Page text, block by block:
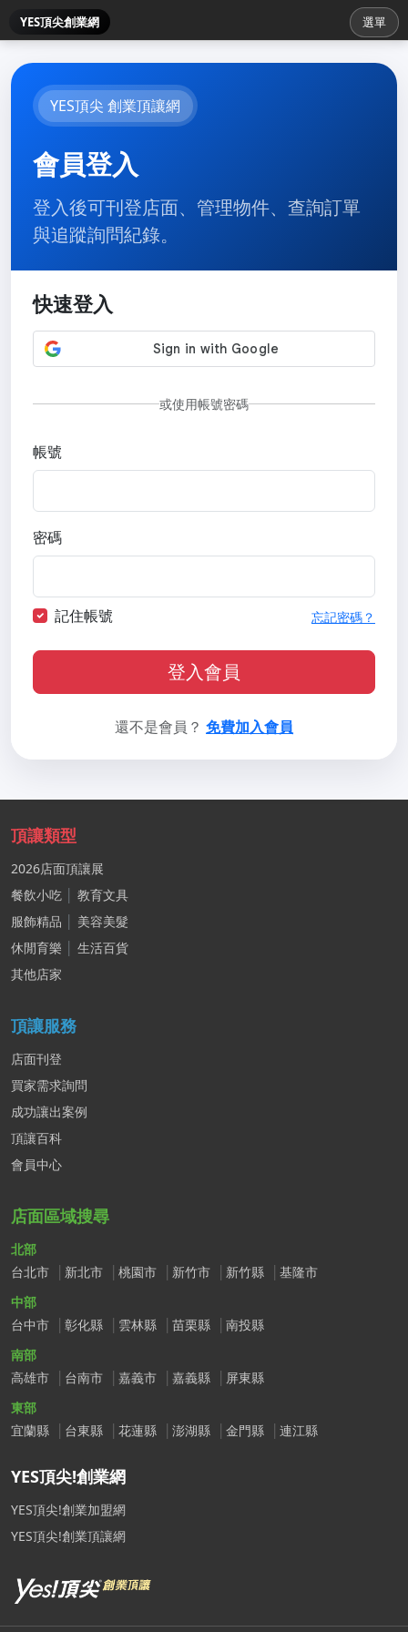
YES頂尖創業網 選單
YES頂尖 創業頂讓網
會員登入
登入後可刊登店面、管理物件、查詢訂單
與追蹤詢問紀錄。
快速登入
或使用帳號密碼
帳號
密碼
記住帳號 忘記密碼？
登入會員
還不是會員？ 免費加入會員
頂讓類型
2026店面頂讓展
餐飲小吃
教育文具
服飾精品
美容美髮
休閒育樂
生活百貨
其他店家
頂讓服務
店面刊登
買家需求詢問
成功讓出案例
頂讓百科
會員中心
店面區域搜尋
北部
台北市
新北市 桃園市 新竹市 新竹縣
基隆市
中部
台中市
彰化縣 雲林縣 苗栗縣
南投縣
南部
高雄市
台南市 嘉義市 嘉義縣
屏東縣
東部
宜蘭縣
台東縣 花蓮縣 澎湖縣 金門縣 連江縣
YES頂尖!創業網
YES頂尖!創業加盟網
YES頂尖!創業頂讓網